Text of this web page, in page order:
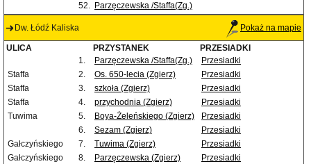
52. Parzęczewska /Staffa(Zg.)
Dw. Łódź Kaliska Pokaż na mapie
ULICA PRZYSTANEK
PRZESIADKI
1.
Parzęczewska /Staffa(Zg.)
Przesiadki
Staffa
2. Os. 650-lecia (Zgierz)
Przesiadki
Staffa
3. szkoła (Zgierz)
Przesiadki
Staffa
4. przychodnia (Zgierz)
Przesiadki
Tuwima
5. Boya-Żeleńskiego (Zgierz)
Przesiadki
6.
Sezam (Zgierz)
Przesiadki
Gałczyńskiego
7. Tuwima (Zgierz)
Przesiadki
Gałczyńskiego
8. Parzęczewska (Zgierz)
Przesiadki